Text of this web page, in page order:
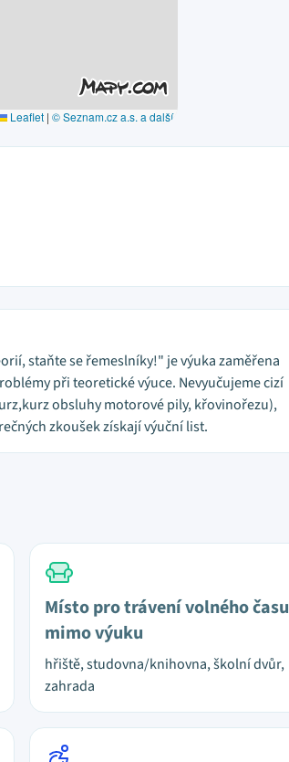
Leaflet | © Seznam.cz a.s. a další
staňte se řemeslníky!" je výuka zaměřena
při teoretické výuce. Nevyučujeme cizí
obsluhy motorové pily, křovinořezu),
zkoušek získají výuční list.
Místo pro trávení volného času
mimo výuku
hřiště, studovna/knihovna, školní dvůr,
zahrada